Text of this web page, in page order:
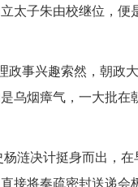
太子朱由校继位，便
政事兴趣索然，朝政
乌烟瘴气，一大批在
涟决计挺身而出，
接将奏疏密封送递会